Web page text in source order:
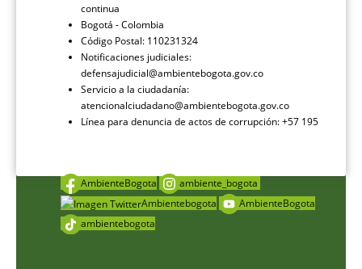
continua
Bogotá - Colombia
Código Postal: 110231324
Notificaciones judiciales:
defensajudicial@ambientebogota.gov.co
Servicio a la ciudadanía:
atencionalciudadano@ambientebogota.gov.co
Línea para denuncia de actos de corrupción: +57 195
AmbienteBogota
ambiente_bogota
Ambientebogota
AmbienteBogota
ambientebogota